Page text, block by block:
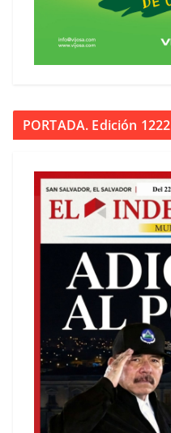
PORTADA. Edición 1222